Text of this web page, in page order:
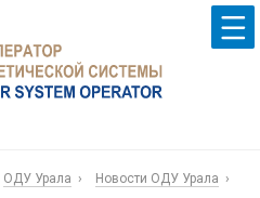
ОДУ Урала Новости ОДУ Урала